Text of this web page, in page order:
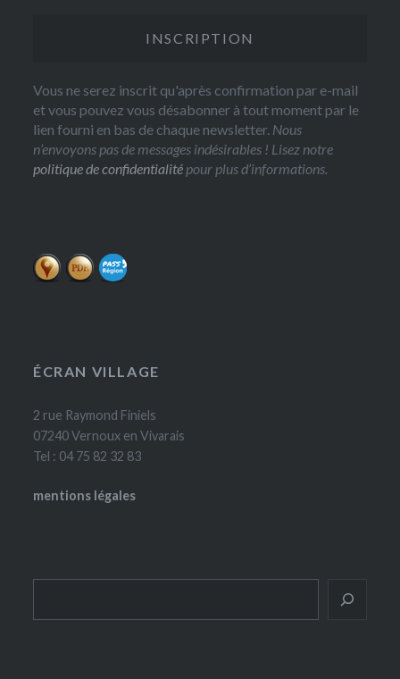
Vous ne serez inscrit qu'après confirmation par e-mail
et vous pouvez vous désabonner à tout moment par le
lien fourni en bas de chaque newsletter. Nous
n’envoyons pas de messages indésirables ! Lisez notre
politique de confidentialité pour plus d’informations.
ÉCRAN VILLAGE
2 rue Raymond Finiels
07240 Vernoux en Vivarais
Tel : 04 75 82 32 83
mentions légales